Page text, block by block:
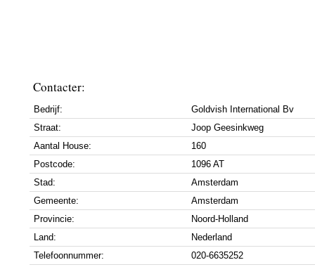
Contacter:
Bedrijf:
Goldvish International Bv
Straat:
Joop Geesinkweg
Aantal House:
160
Postcode:
1096 AT
Stad:
Amsterdam
Gemeente:
Amsterdam
Provincie:
Noord-Holland
Land:
Nederland
Telefoonnummer:
020-6635252